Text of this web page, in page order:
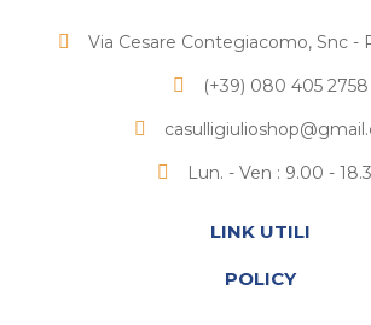
Via Cesare Contegiacomo, Snc -
(+39) 080 405 2758
Lun. - Ven : 9.00 -
LINK UTILI
POLICY